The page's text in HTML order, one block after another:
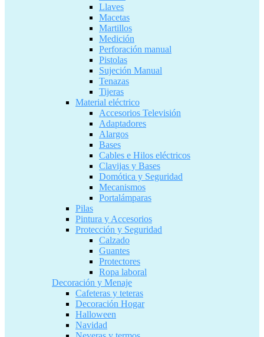
Llaves
Macetas
Martillos
Medición
Perforación manual
Pistolas
Sujeción Manual
Tenazas
Tijeras
Material eléctrico
Accesorios Televisión
Adaptadores
Alargos
Bases
Cables e Hilos eléctricos
Clavijas y Bases
Domótica y Seguridad
Mecanismos
Portalámparas
Pilas
Pintura y Accesorios
Protección y Seguridad
Calzado
Guantes
Protectores
Ropa laboral
Decoración y Menaje
Cafeteras y teteras
Decoración Hogar
Halloween
Navidad